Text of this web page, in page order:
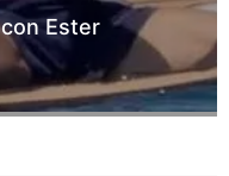
Ester